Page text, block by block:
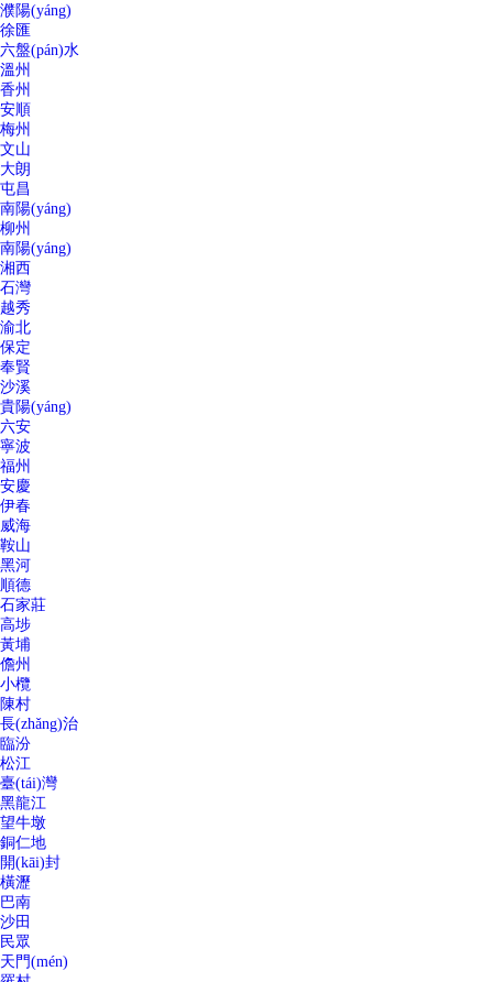
濮陽(yáng)
徐匯
六盤(pán)水
溫州
香州
安順
梅州
文山
大朗
屯昌
南陽(yáng)
柳州
南陽(yáng)
湘西
石灣
越秀
渝北
保定
奉賢
沙溪
貴陽(yáng)
六安
寧波
福州
安慶
伊春
威海
鞍山
黑河
順德
石家莊
高埗
黃埔
儋州
小欖
陳村
長(zhǎng)治
臨汾
松江
臺(tái)灣
黑龍江
望牛墩
銅仁地
開(kāi)封
橫瀝
巴南
沙田
民眾
天門(mén)